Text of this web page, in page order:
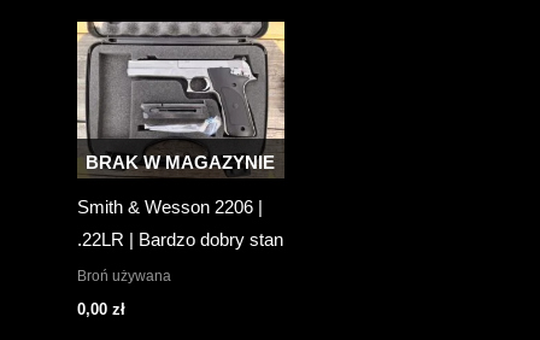
BRAK W MAGAZYNIE
Smith & Wesson 2206 |
.22LR | Bardzo dobry stan
Broń używana
0,00 zł